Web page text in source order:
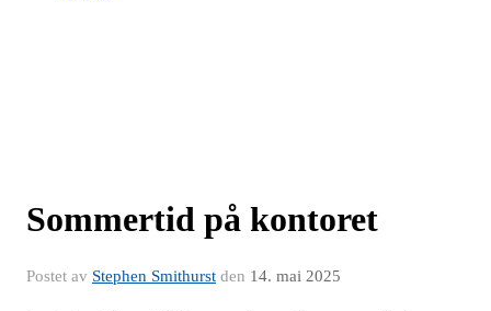
Sommertid på kontoret
Postet av Stephen Smithurst den 14. mai 2025